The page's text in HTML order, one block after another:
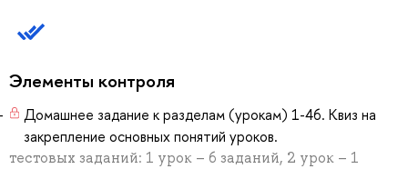
Элементы контроля
Домашнее задание к разделам (урокам) 1-46. Квиз на
закрепление основных понятий уроков.
тестовых заданий: 1 урок – 6 заданий, 2 урок – 1